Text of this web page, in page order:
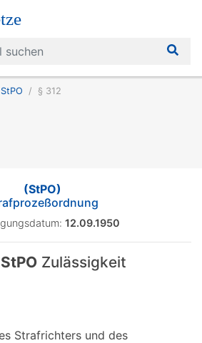
StPO § 312
(StPO)
12.09.1950
Zulässigkeit
Strafrichters und des